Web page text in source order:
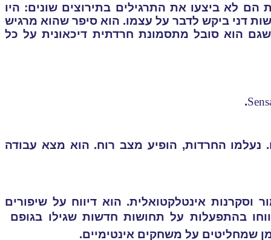
לא ביצעו את התרגילים בתירוצים שונים: היו
דני ביקש לדבר על עצמו. הוא סיפר שהוא מרגיש
הוא סובל מתסמונת חרדתית דיכאונית על כל
.
נעלמו החרדות, הופיע מצב רוח. הוא מצא עבודה
אינטלקטואלית. הוא דיווח על שיפורים
בהתפעלות על תחושות חדשות שגילו בגופם 
שמחליטים על משחקים אינטימיים.